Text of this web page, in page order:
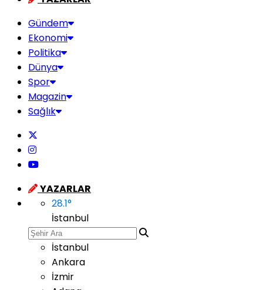
Gündem
Ekonomi
Politika
Dünya
Spor
Magazin
Sağlık
YAZARLAR
28.1°
İstanbul
İstanbul
Ankara
İzmir